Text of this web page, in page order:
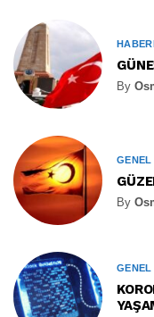
By
GENEL
By
GENEL